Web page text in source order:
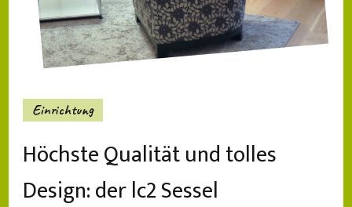
Einrichtung
Höchste Qualität und tolles
Design: der lc2 Sessel